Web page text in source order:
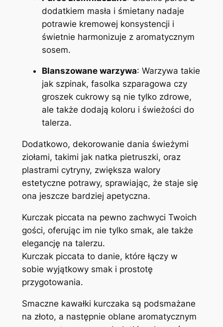
dodatkiem masła i śmietany nadaje
potrawie kremowej konsystencji i
świetnie harmonizuje z aromatycznym
sosem.
Blanszowane warzywa: Warzywa takie
jak szpinak, fasolka szparagowa czy
groszek cukrowy są nie tylko zdrowe,
ale także dodają koloru i świeżości do
talerza.
Dodatkowo, dekorowanie dania świeżymi
ziołami, takimi jak natka pietruszki, oraz
plastrami cytryny, zwiększa walory
estetyczne potrawy, sprawiając, że staje się
ona jeszcze bardziej apetyczna.
Kurczak piccata na pewno zachwyci Twoich
gości, oferując im nie tylko smak, ale także
elegancję na talerzu.
Kurczak piccata to danie, które łączy w
sobie wyjątkowy smak i prostotę
przygotowania.
Smaczne kawałki kurczaka są podsmażane
na złoto, a następnie oblane aromatycznym